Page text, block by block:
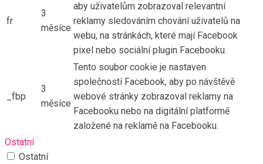
fr
3
měsíce
aby uživatelům zobrazoval relevantní
reklamy sledováním chování uživatelů na
webu, na stránkách, které mají Facebook
pixel nebo sociální plugin Facebooku.
_fbp
3
měsíce
Tento soubor cookie je nastaven
společností Facebook, aby po návštěvě
webové stránky zobrazoval reklamy na
Facebooku nebo na digitální platformě
založené na reklamě na Facebooku.
Ostatní
Ostatní